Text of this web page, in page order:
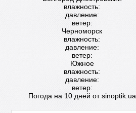
влажность:
давление:
ветер:
Черноморск
влажность:
давление:
ветер:
Южное
влажность:
давление:
ветер:
Погода на 10 дней отsinoptik.ua